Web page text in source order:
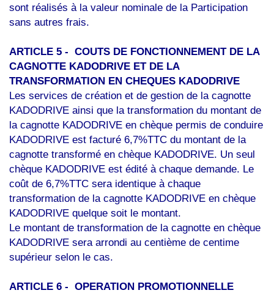
sont réalisés à la valeur nominale de la Participation
sans autres frais.
ARTICLE 5 - COUTS DE FONCTIONNEMENT DE LA
CAGNOTTE KADODRIVE ET DE LA
TRANSFORMATION EN CHEQUES KADODRIVE
Les services de création et de gestion de la cagnotte
KADODRIVE ainsi que la transformation du montant de
la cagnotte KADODRIVE en chèque permis de conduire
KADODRIVE est facturé 6,7%TTC du montant de la
cagnotte transformé en chèque KADODRIVE. Un seul
chèque KADODRIVE est édité à chaque demande. Le
coût de 6,7%TTC sera identique à chaque
transformation de la cagnotte KADODRIVE en chèque
KADODRIVE quelque soit le montant.
Le montant de transformation de la cagnotte en chèque
KADODRIVE sera arrondi au centième de centime
supérieur selon le cas.
ARTICLE 6 - OPERATION PROMOTIONNELLE